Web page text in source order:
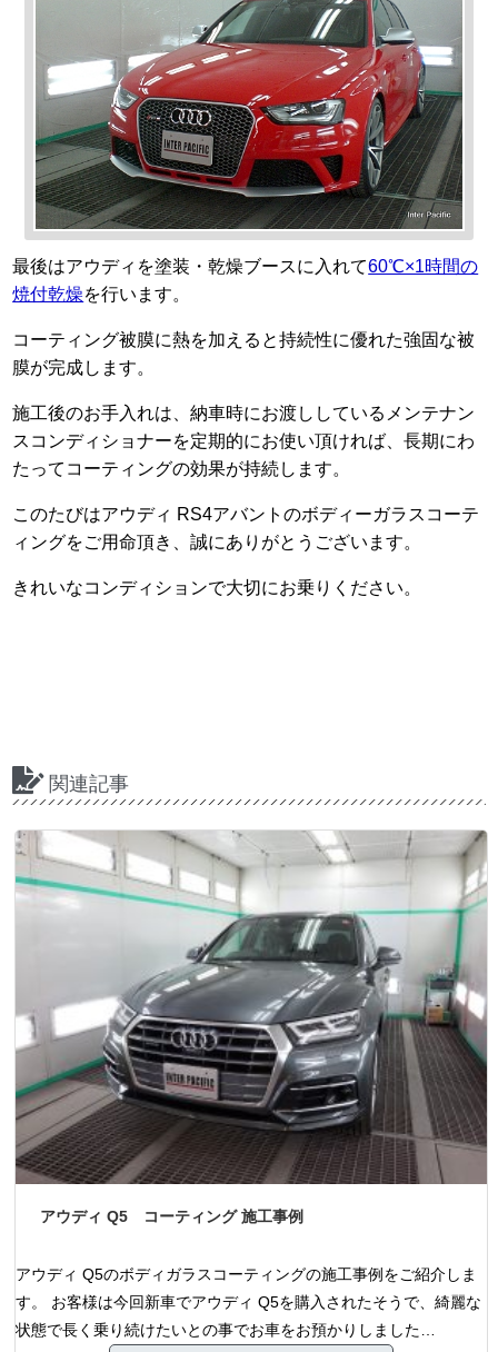
最後はアウディを塗装・乾燥ブースに入れて60℃×1時間の
焼付乾燥を行います。
コーティング被膜に熱を加えると持続性に優れた強固な被
膜が完成します。
施工後のお手入れは、納車時にお渡ししているメンテナン
スコンディショナーを定期的にお使い頂ければ、長期にわ
たってコーティングの効果が持続します。
このたびはアウディ RS4アバントのボディーガラスコーテ
ィングをご用命頂き、誠にありがとうございます。
きれいなコンディションで大切にお乗りください。
関連記事
アウディ Q5 コーティング 施工事例
アウディ Q5のボディガラスコーティングの施工事例をご紹介しま
す。 お客様は今回新車でアウディ Q5を購入されたそうで、綺麗な
状態で長く乗り続けたいとの事でお車をお預かりしました…